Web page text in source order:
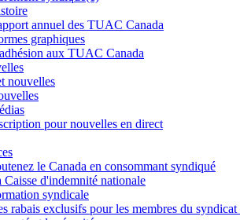
annuel des TUAC Canada
graphiques
aux TUAC Canada
nouvelles
pour nouvelles en direct
le Canada en consommant syndiqué
Caisse d'indemnité nationale
syndicale
rabais exclusifs pour les membres du